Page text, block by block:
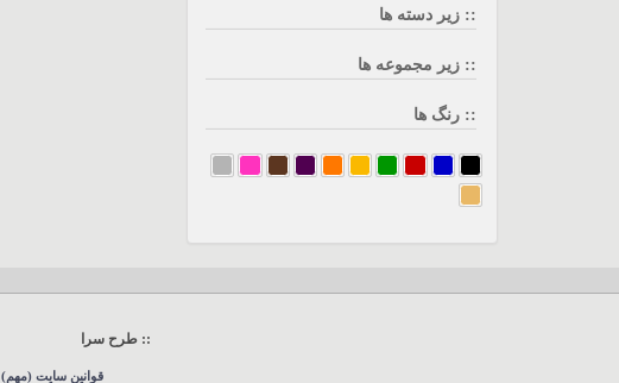
:: زیر دسته ها
:: زیر مجموعه ها
:: رنگ ها
:: طرح سرا
قوانین سایت (مهم)